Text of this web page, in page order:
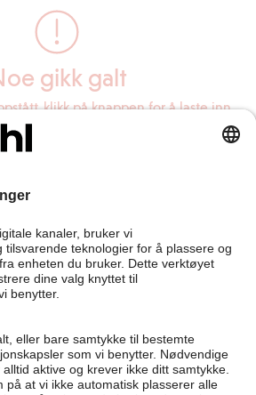
gikk galt
klikk på knappen for å laste inn
siden på nytt.